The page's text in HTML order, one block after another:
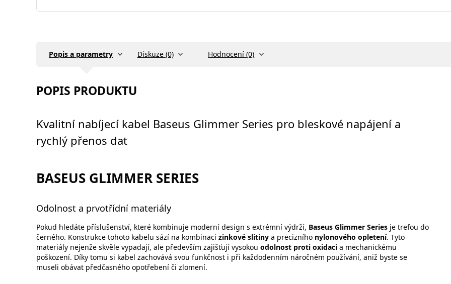
Popis a parametry Diskuze (0) Hodnocení (0)
POPIS PRODUKTU
Kvalitní nabíjecí kabel Baseus Glimmer Series pro bleskové napájení a
rychlý přenos dat
BASEUS GLIMMER SERIES
Odolnost a prvotřídní materiály
Pokud hledáte příslušenství, které kombinuje moderní design s extrémní výdrží, Baseus Glimmer Series je trefou do
černého. Konstrukce tohoto kabelu sází na kombinaci zinkové slitiny a precizního nylonového opletení. Tyto
materiály nejenže skvěle vypadají, ale především zajišťují vysokou odolnost proti oxidaci a mechanickému
poškození. Díky tomu si kabel zachovává svou funkčnost i při každodenním náročném používání, aniž byste se
museli obávat předčasného opotřebení či zlomení.